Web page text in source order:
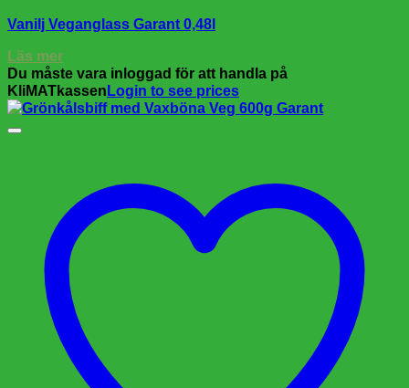
Vanilj Veganglass Garant 0,48l
Läs mer
Du måste vara inloggad för att handla på
KliMATkassen Login to see prices